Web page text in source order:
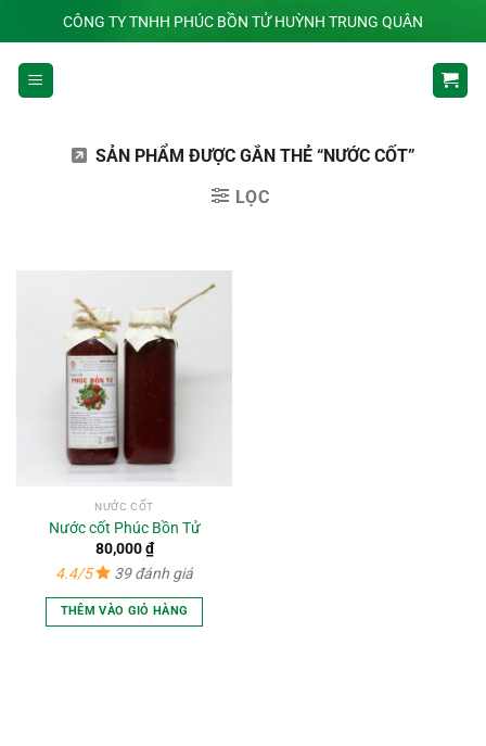
đến
nội
dung
CÔNG TY TNHH PHÚC BỒN TỬ HUỲNH TRUNG QUÂN
SẢN PHẨM ĐƯỢC GẮN THẺ “NƯỚC CỐT”
LỌC
NƯỚC CỐT
Nước cốt Phúc Bồn Tử
80,000₫
4.4/5
39 đánh giá
THÊM VÀO GIỎ HÀNG